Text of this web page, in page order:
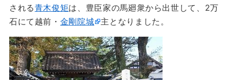
される青木俊矩は、豊臣家の馬廻衆から出世して、2万
石にて越前・ 金剛院城 主となりました。